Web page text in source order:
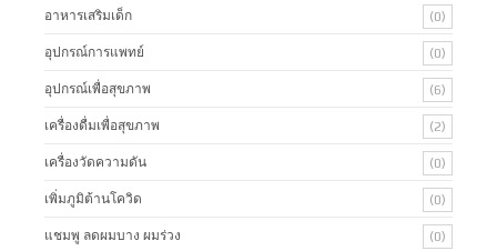
อาหารเสริมเด็ก (0)
อุปกรณ์การแพทย์ (0)
อุปกรณ์เพื่อสุขภาพ (6)
เครื่องดื่มเพื่อสุขภาพ (2)
เครื่องวัดความดัน (0)
เพิ่มภูมิต้านโควิด (0)
แชมพู ลดผมบาง ผมร่วง (0)